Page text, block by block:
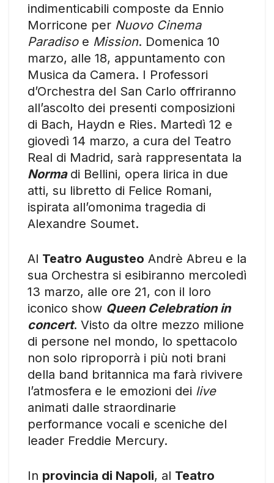
indimenticabili composte da Ennio
Morricone per Nuovo Cinema
Paradisoe Mission. Domenica 10
marzo, alle 18, appuntamento con
Musica da Camera. I Professori
d’Orchestra del San Carlo offriranno
all’ascolto dei presenti composizioni
di Bach, Haydn e Ries. Martedì 12 e
giovedì 14 marzo, a cura del Teatro
Real di Madrid, sarà rappresentata la
Norma di Bellini, opera lirica in due
atti, su libretto di Felice Romani,
ispirata all’omonima tragedia di
Alexandre Soumet.
Al Teatro Augusteo Andrè Abreu e la
sua Orchestra si esibiranno mercoledì
13 marzo, alle ore 21, con il loro
iconico show Queen Celebration in
concert. Visto da oltre mezzo milione
di persone nel mondo, lo spettacolo
non solo riproporrà i più noti brani
della band britannica ma farà rivivere
l’atmosfera e le emozioni dei live
animati dalle straordinarie
performance vocali e sceniche del
leader Freddie Mercury.
In provincia di Napoli, al Teatro